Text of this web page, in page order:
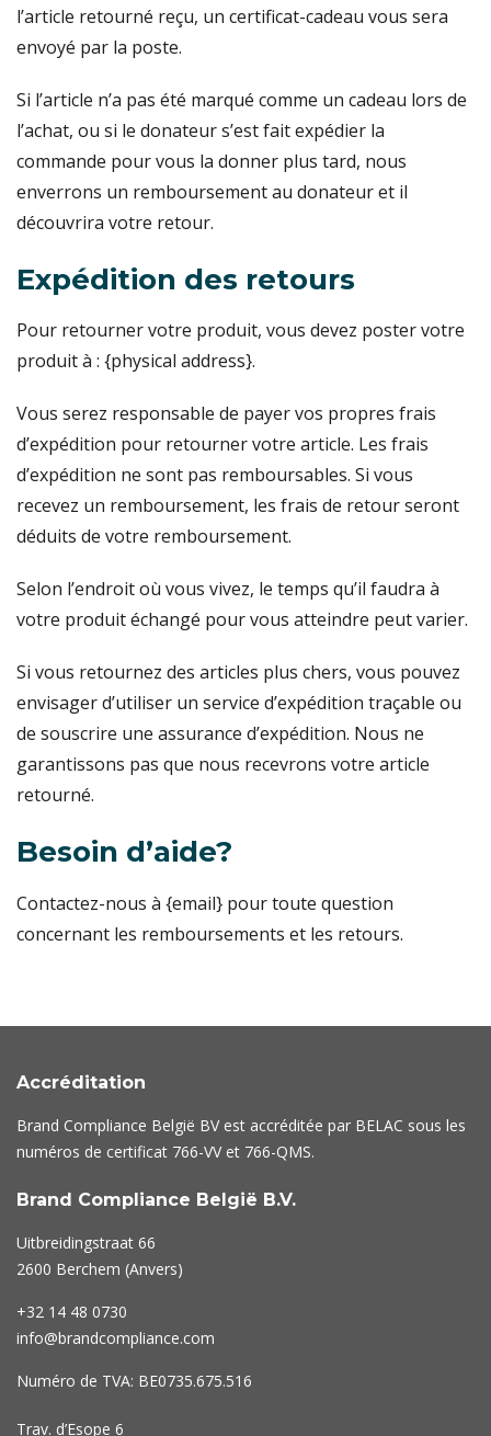
l’article retourné reçu, un certificat-cadeau vous sera
envoyé par la poste.
Si l’article n’a pas été marqué comme un cadeau lors de
l’achat, ou si le donateur s’est fait expédier la
commande pour vous la donner plus tard, nous
enverrons un remboursement au donateur et il
découvrira votre retour.
Expédition des retours
Pour retourner votre produit, vous devez poster votre
produit à : {physical address}.
Vous serez responsable de payer vos propres frais
d’expédition pour retourner votre article. Les frais
d’expédition ne sont pas remboursables. Si vous
recevez un remboursement, les frais de retour seront
déduits de votre remboursement.
Selon l’endroit où vous vivez, le temps qu’il faudra à
votre produit échangé pour vous atteindre peut varier.
Si vous retournez des articles plus chers, vous pouvez
envisager d’utiliser un service d’expédition traçable ou
de souscrire une assurance d’expédition. Nous ne
garantissons pas que nous recevrons votre article
retourné.
Besoin d’aide?
Contactez-nous à {email} pour toute question
concernant les remboursements et les retours.
Accréditation
Brand Compliance België BV est accréditée par BELAC sous les
numéros de certificat 766-VVet 766-QMS.
Brand Compliance België B.V.
Uitbreidingstraat 66
2600 Berchem (Anvers)
+32 14 48 0730
info@brandcompliance.com
Numéro de TVA: BE0735.675.516
Trav. d’Esope 6